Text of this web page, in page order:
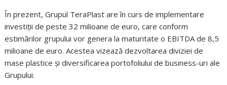
În prezent, Grupul TeraPlast are în curs de implementare
investiții de peste 32 milioane de euro, care conform
estimărilor grupului vor genera la maturitate o EBITDA de 8,5
milioane de euro. Acestea vizează dezvoltarea diviziei de
mase plastice și diversificarea portofoliului de business-uri ale
Grupului.